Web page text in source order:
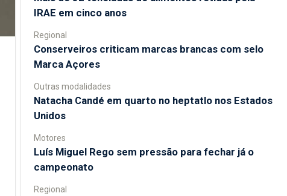
IRAE em cinco anos
Regional
Conserveiros criticam marcas brancas com selo
Marca Açores
Outras modalidades
Natacha Candé em quarto no heptatlo nos Estados
Unidos
Motores
Luís Miguel Rego sem pressão para fechar já o
campeonato
Regional